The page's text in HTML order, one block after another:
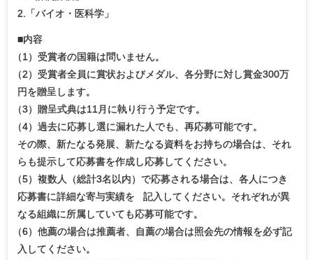
2.「バイオ・医科学」
■内容
（1）受賞者の国籍は問いません。
（2）受賞者全員に賞状およびメダル、各分野に対し賞金300万
円を贈呈します。
（3）贈呈式典は11月に執り行う予定です。
（4）過去に応募し選に漏れた人でも、再応募可能です。
その際、新たなる発展、新たなる資料をお持ちの場合は、それ
らも提示して応募書を作成し応募してください。
（5）複数人（総計3名以内）で応募される場合は、各人につき
応募書に詳細な寄与実績を 記入してください。それぞれが異
なる組織に所属していても応募可能です。
（6）他薦の場合は推薦者、自薦の場合は照会先の情報を必ず記
入してください。